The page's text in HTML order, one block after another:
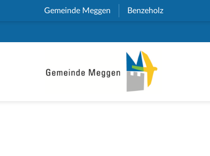
Gemeinde Meggen (External Link)
Benzeholz(External Link)